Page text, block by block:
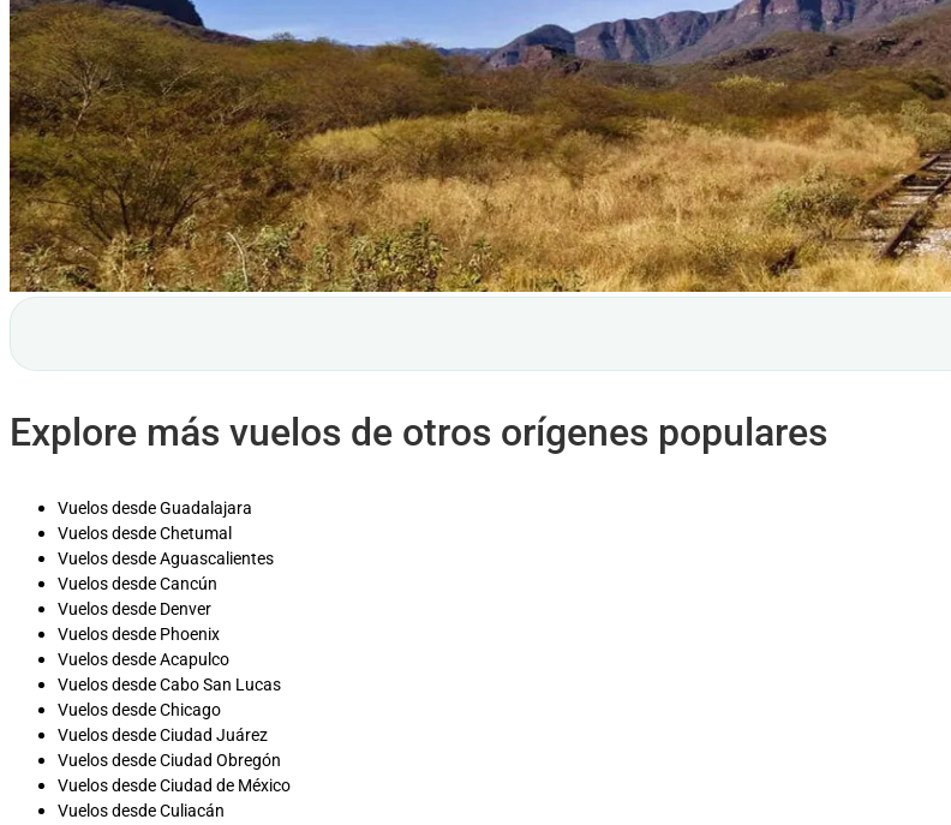
Explore más vuelos de otros orígenes populares
Vuelos desde Guadalajara
Vuelos desde Chetumal
Vuelos desde Aguascalientes
Vuelos desde Cancún
Vuelos desde Denver
Vuelos desde Phoenix
Vuelos desde Acapulco
Vuelos desde Cabo San Lucas
Vuelos desde Chicago
Vuelos desde Ciudad Juárez
Vuelos desde Ciudad Obregón
Vuelos desde Ciudad de México
Vuelos desde Culiacán